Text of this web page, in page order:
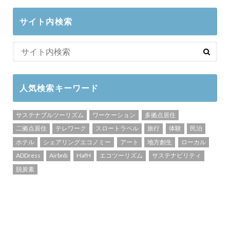
サイト内検索
人気検索キーワード
サステナブルツーリズム ワーケーション
多拠点居住
二拠点居住
テレワーク スロートラベル 旅行 体験
民泊
ホテル
シェアリングエコノミー アート 地方創生
ローカル
ADDress
Airbnb HafH エコツーリズム
サステナビリティ
脱炭素